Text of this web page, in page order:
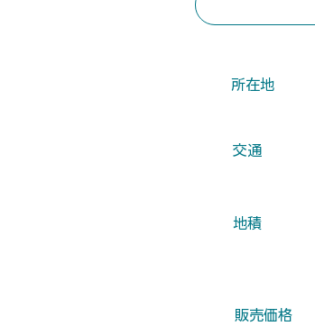
​所在地
​交通
地積
​販売価格